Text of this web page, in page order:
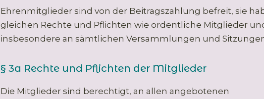
Ehrenmitglieder sind von der Beitragszahlung befreit, sie
gleichen Rechte und Pflichten wie ordentliche Mitglieder
insbesondere an sämtlichen Versammlungen und
§ 3a Rechte und Pflichten der Mitglieder
Die Mitglieder sind berechtigt, an allen angebotenen